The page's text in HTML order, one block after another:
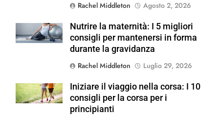
Rachel Middleton
Agosto 2, 2026
Shutterstock
Nutrire la maternità: I 5 migliori
consigli per mantenersi in forma
durante la gravidanza
Rachel Middleton
Luglio 29, 2026
Shutterstock
Iniziare il viaggio nella corsa: I 10
consigli per la corsa per i
principianti